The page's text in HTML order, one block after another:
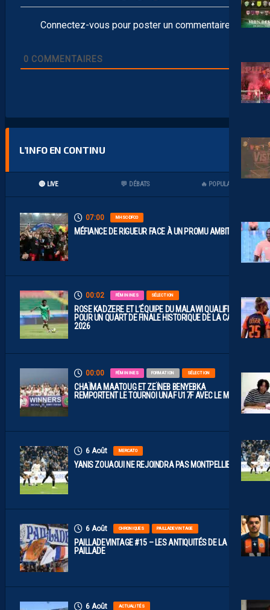
Connectez-vous pour poster un commentaire
0 COMMENTAIRES
L’INFO EN CONTINU
🔴 LIVE 💬 DÉBATS 🔥 POPULAIRES
07:00 MHSC-DFCO
MÉFIANCE DE RIGUEUR FACE À UN PROMU AMBITIEUX
00:02 FÉMININES SÉLECTION
ROSE KADZERE ET L’ÉQUIPE DU MALAWI QUALIFIÉES
POUR UN QUART DE FINALE HISTORIQUE DE LA CAN
2026
00:00 FÉMININES FORMATION SÉLECTION
CHAÏMA MAATOUG ET ZEÏNEB BENYEBKA
REMPORTENT LE TOURNOI UNAF U17F AVEC LE MAROC
6 Août MERCATO
YANIS ZOUAOUI NE REJOINDRA PAS MONTPELLIER…
6 Août CHRONIQUES PAILLADEVINTAGE
PAILLADEVINTAGE #15 – LES ANTIQUITÉS DE LA
PAILLADE
6 Août ACTUALITÉS